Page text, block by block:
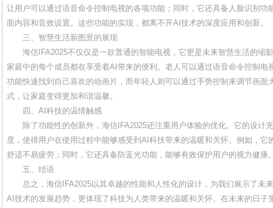
让用户可以通过语音命令控制电视的各项功能；同时，它还具备人脸识别功
面内容和音效设置。这些功能的实现，都离不开AI技术的深度应用和创新。
三、智慧生活新图景的展现
海信IFA2025不仅仅是一款普通的智能电视，它更是未来智慧生活的缩
家庭中的每个成员都在享受着AI带来的便利。老人可以通过语音命令控制电
功能快速找到自己喜欢的动画片，而年轻人则可以通过手势控制来调节画面
式，让家庭变得更加和谐温馨。
四、AI科技的温情触感
除了功能性的创新外，海信IFA2025还注重用户体验的优化。它的设计
度，使得用户在使用过程中能够感受到AI科技带来的温暖和关怀。例如，它
舒适不易疲劳；同时，它还具备防蓝光功能，能够有效保护用户的视力健康
五、结语
总之，海信IFA2025以其卓越的性能和人性化的设计，为我们展示了未
AI技术的发展趋势，更体现了科技为人类带来的温暖和关怀。在未来的日子